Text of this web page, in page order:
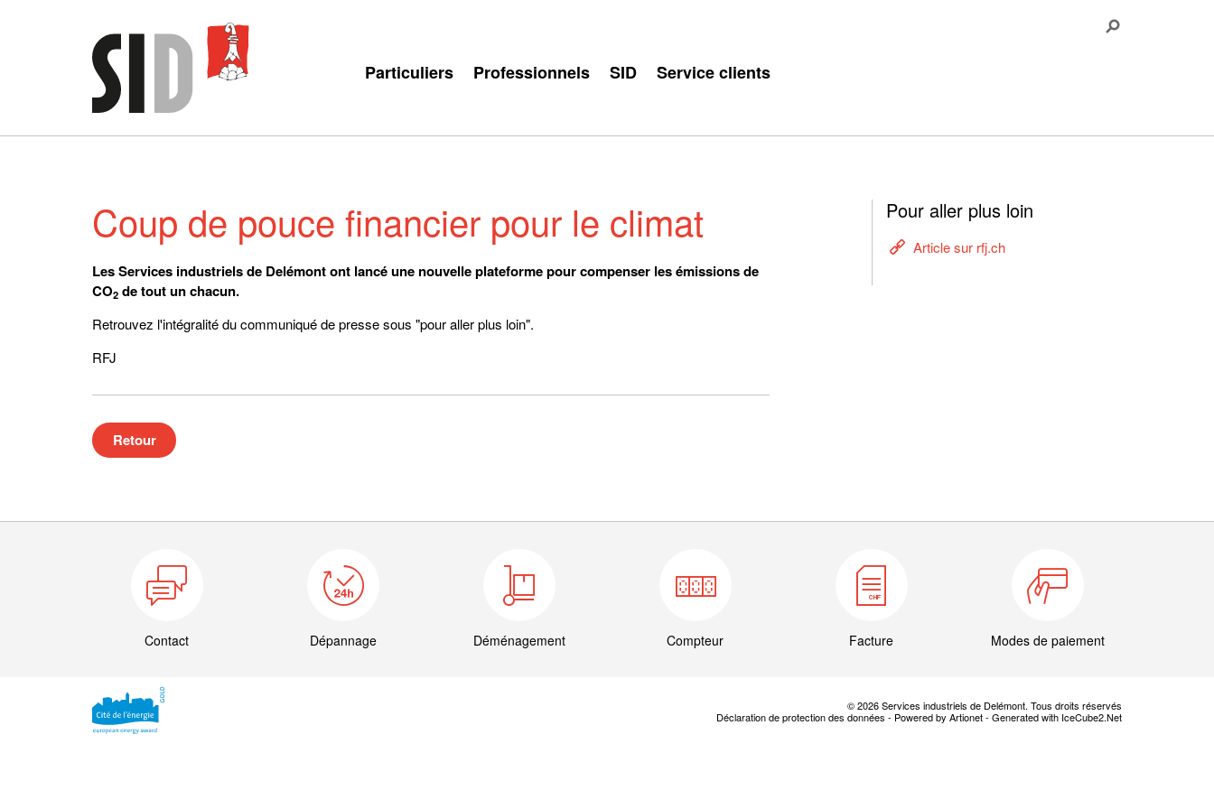
Particuliers Professionnels SID Service clients
Coup de pouce financier pour le climat
Les Services industriels de Delémont ont lancé une nouvelle plateforme pour compenser les émissions de
CO2 de tout un chacun.
Retrouvez l'intégralité du communiqué de presse sous "pour aller plus loin".
RFJ
Retour
Pour aller plus loin
Article sur rfj.ch
Contact Dépannage Déménagement Compteur Facture Modes de paiement
© 2026 Services industriels de Delémont. Tous droits réservés
Déclaration de protection des données - Powered by Artionet- Generated with IceCube2.Net